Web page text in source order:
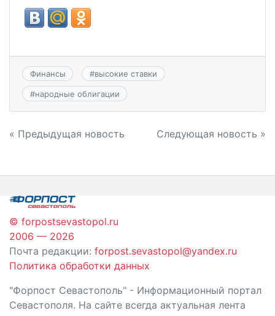
Финансы #высокие ставки
#народные облигации
Навигация
записям
« Предыдущая новость Следующая новость »
© forpostsevastopol.ru
2006 — 2026
Почта редакции: forpost.sevastopol@yandex.ru
Политика обработки данных
"Форпост Севастополь" - Информационный портал
Севастополя. На сайте всегда актуальная лента